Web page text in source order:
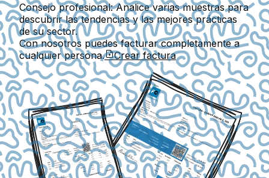
Consejo profesional:Analice varias muestras para
descubrir las tendencias y las mejores prácticas
de su sector.
Con nosotros puedes facturar completamente a
cualquier persona.
Crear factura